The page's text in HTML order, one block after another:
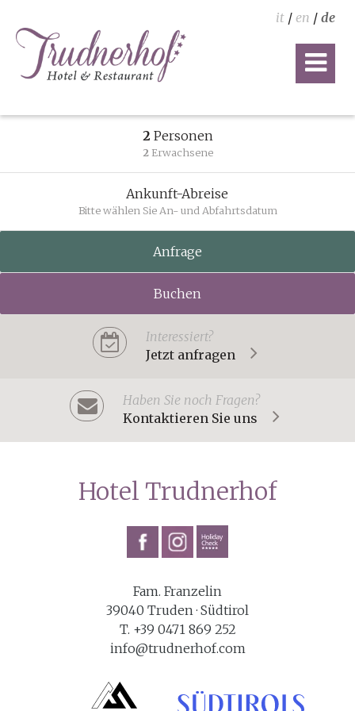
it / en / de
2 Personen
2 Erwachsene
Ankunft-Abreise
Bitte wählen Sie An- und Abfahrtsdatum
Anfrage
Buchen
Interessiert?
Jetzt anfragen
Haben Sie noch Fragen?
Kontaktieren Sie uns
Hotel Trudnerhof
Fam. Franzelin
39040 Truden · Südtirol
T. +39 0471 869 252
info@trudnerhof.com